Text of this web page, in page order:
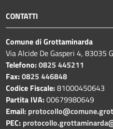
CONTATTI
Comune di Grottaminarda
Via Alcide De Gasperi 4, 83035
Telefono:0825 445211
Fax:0825 446848
Codice Fiscale:81000450643
Partita IVA:00679980649
Email:
PEC: